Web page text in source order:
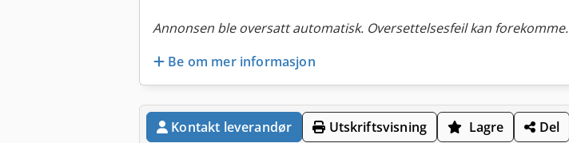
Annonsen ble oversatt automatisk. Oversettelsesfeil kan forekomme.
Be om mer informasjon
Kontakt leverandør Utskriftsvisning Lagre Del